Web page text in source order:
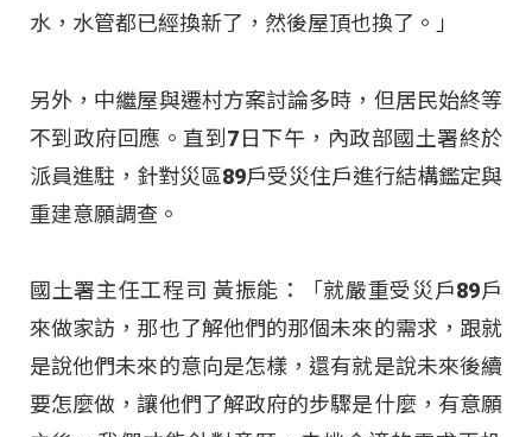
水，水管都已經換新了，然後屋頂也換了。」
另外，中繼屋與遷村方案討論多時，但居民始終等
不到政府回應。直到7日下午，內政部國土署終於
派員進駐，針對災區89戶受災住戶進行結構鑑定與
重建意願調查。
國土署主任工程司 黃振能：「就嚴重受災戶89戶
來做家訪，那也了解他們的那個未來的需求，跟就
是說他們未來的意向是怎樣，還有就是說未來後續
要怎麼做，讓他們了解政府的步驟是什麼，有意願